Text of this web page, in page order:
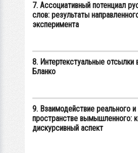
7. Ассоциативный потенциал
слов: результаты
эксперимента
8. Интертекстуальные отсылки
Бланко
9. Взаимодействие реального
пространстве вымышленного:
дискурсивный аспект